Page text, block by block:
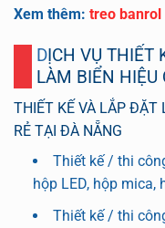
Xem thêm: treo banrol
DỊCH VỤ THIẾT KẾ KIẾN ​​TRÚC, THI CÔNG
LÀM BIỂN HIỆU
THIẾT KẾ VÀ LẮP ĐẶT
RẺ TẠI ĐÀ NẴNG
Thiết kế / thi
hộp LED, hộp mica,
Thiết kế / thi